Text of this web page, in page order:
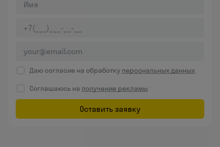
Даю согласие на обработку персональных данных
Соглашаюсь на получение рекламы
Оставить заявку